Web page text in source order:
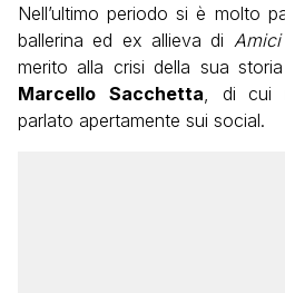
Nell’ultimo periodo si è molto
ballerina ed ex allieva di
merito alla crisi della sua
Marcello Sacchetta , di cui
parlato apertamente sui social.